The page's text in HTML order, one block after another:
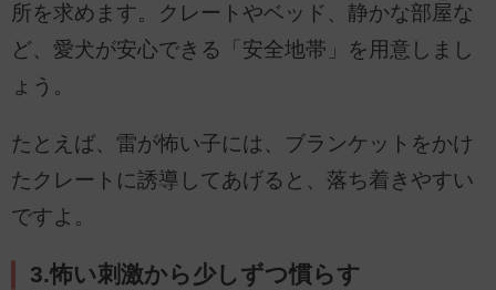
所を求めます。クレートやベッド、静かな部屋な
ど、愛犬が安心できる「安全地帯」を用意しまし
ょう。
たとえば、雷が怖い子には、ブランケットをかけ
たクレートに誘導してあげると、落ち着きやすい
ですよ。
3.怖い刺激から少しずつ慣らす